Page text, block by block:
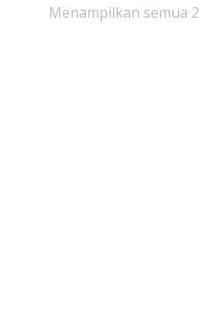
Menampilkan semua